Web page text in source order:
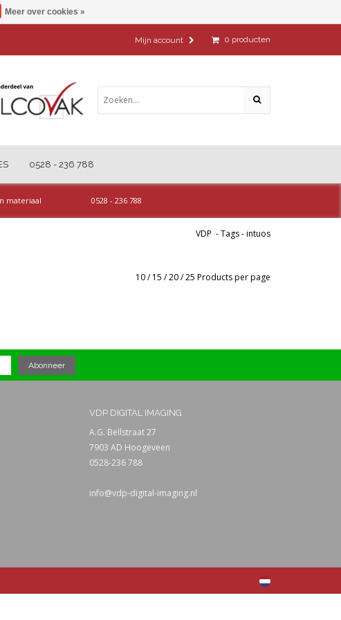
0 producten
Mijn account
0528 - 236 788
materiaal 0528 - 236 788
VDP -Tags-intuos
10/15 /20/25 Products per page
VDP DIGITAL IMAGING
A.G. Bellstraat 27
7903 AD Hoogeveen
0528-236 788
info@vdp-digital-imaging.nl
Meer over cookies »